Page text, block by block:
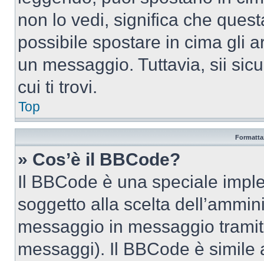
non lo vedi, significa che
possibile spostare in cima gli
un messaggio. Tuttavia, sii
cui ti trovi.
Top
» Cos’è il BBCode?
Il BBCode è una speciale
soggetto alla scelta
messaggio in messaggio
messaggi). Il BBCode è simile